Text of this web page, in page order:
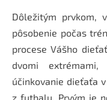
Dôležitým prvkom,
pôsobenie počas
procese Vášho
dvomi
účinkovanie dieťaťa
z futbalu. Prvým je